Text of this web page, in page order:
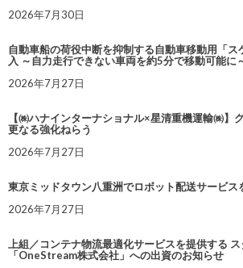
2026年7月30日
自動車船の荷役中断を抑制する自動車移動用「ス
入 ～自力走行できない車両を約5分で移動可能に
2026年7月27日
【㈱ハナインターナショナル×星清重機運輸㈱】
更なる強化ねらう
2026年7月27日
東京ミッドタウン八重洲でロボット配送サービス
2026年7月27日
上組／コンテナ物流最適化サービスを提供する
「OneStream株式会社」への出資のお知らせ